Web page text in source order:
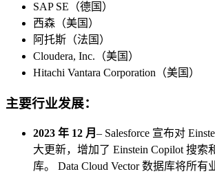
SAP SE（德国）
西森（美国）
阿托斯（法国）
Cloudera, Inc.（美国）
Hitachi Vantara Corporation（美国）
主要行业发展：
2023 年 12 月 – Salesforce 宣布对
大更新，增加了 Einstein Copilot 搜索
库。 Data Cloud Vector 数据库将所